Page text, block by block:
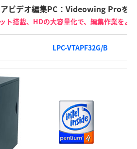
ビデオ編集PC：Videowing Proを
ト搭載、HDの大容量化で、編集作業をよ
LPC-VTAPF32G/B